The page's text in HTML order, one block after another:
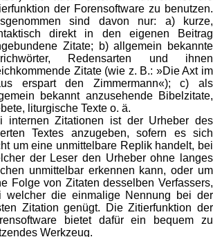
der Forensoftware zu benutzen.
sind davon nur: a) kurze,
direkt in den eigenen Beitrag
Zitate; b) allgemein bekannte
Redensarten und ihnen
Zitate (wie z. B.: »Die Axt im
erspart den Zimmermann«); c) als
bekannt anzusehende Bibelzitate,
liturgische Texte o. ä.
internen Zitationen ist der Urheber des
Textes anzugeben, sofern es sich
um eine unmittelbare Replik handelt, bei
der Leser den Urheber ohne langes
unmittelbar erkennen kann, oder um
Folge von Zitaten desselben Verfassers,
welcher die einmalige Nennung bei der
Zitation genügt. Die Zitierfunktion der
bietet dafür ein bequem zu
Werkzeug.